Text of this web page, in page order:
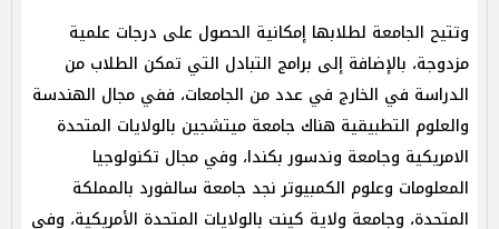
وتتيح الجامعة لطلابها إمكانية الحصول على درجات علمية
مزدوجة، بالإضافة إلى برامج التبادل التي تمكن الطلاب من
الدراسة في الخارج في عدد من الجامعات، ففي مجال الهندسة
والعلوم التطبيقية هناك جامعة ميتشجين بالولايات المتحدة
الامريكية وجامعة وندسور بكندا، وفي مجال تكنولوجيا
المعلومات وعلوم الكمبيوتر نجد جامعة سالفورد بالمملكة
المتحدة، وجامعة ولاية كينت بالولايات المتحدة الأمريكية، وفي